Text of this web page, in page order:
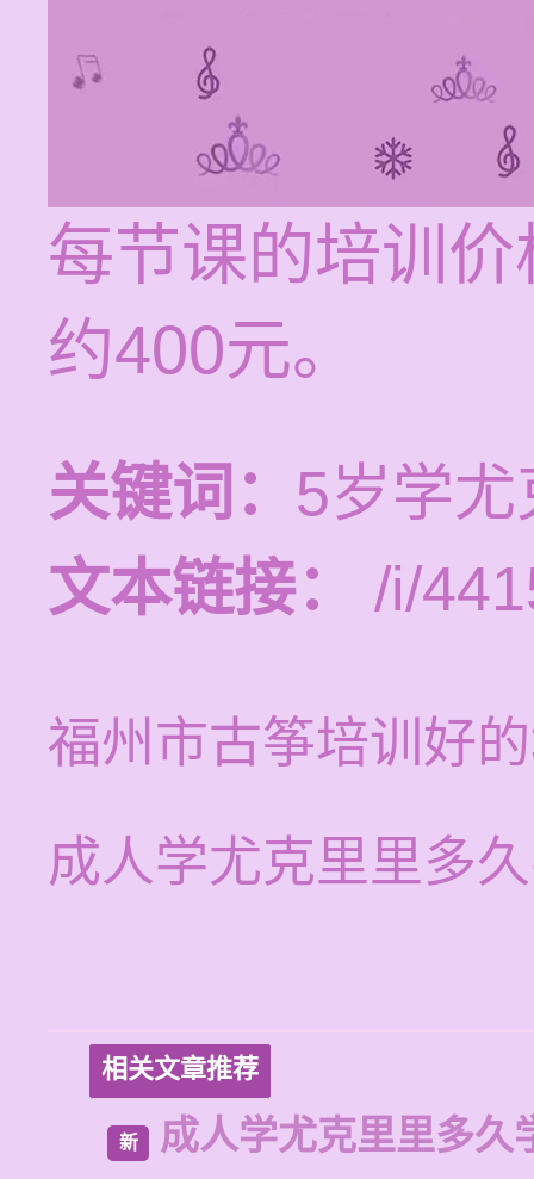
每节课的培训
约400元。
关键词： 5岁学
文本链接：
/i/
福州市古筝培训好
成人学尤克里里多
相关文章推荐
新 成人学尤克里里多久